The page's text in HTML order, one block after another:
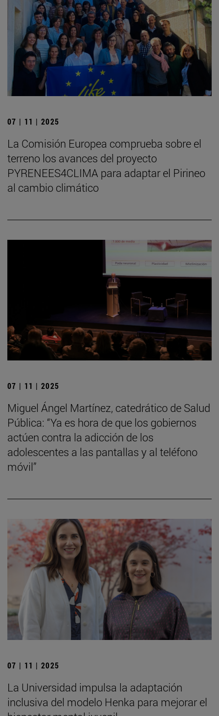
07 | 11 | 2025
La Comisión Europea comprueba sobre el
terreno los avances del proyecto
PYRENEES4CLIMA para adaptar el Pirineo
al cambio climático
07 | 11 | 2025
Miguel Ángel Martínez, catedrático de Salud
Pública: “Ya es hora de que los gobiernos
actúen contra la adicción de los
adolescentes a las pantallas y al teléfono
móvil”
07 | 11 | 2025
La Universidad impulsa la adaptación
inclusiva del modelo Henka para mejorar el